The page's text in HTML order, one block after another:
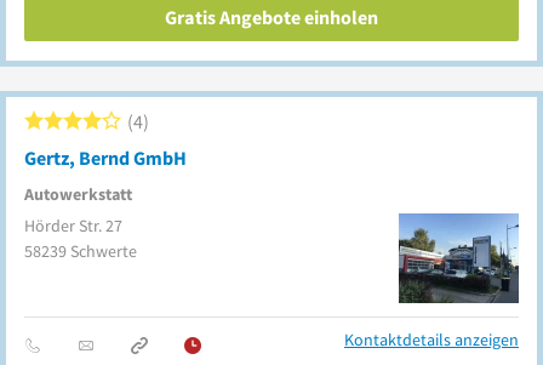
Gratis Angebote einholen
Gertz, Bernd GmbH
Autowerkstatt
4
Hörder Str. 27
58239 Schwerte
Kontaktdetails anzeigen